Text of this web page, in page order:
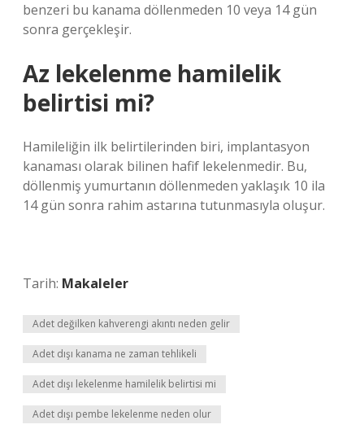
benzeri bu kanama döllenmeden 10 veya 14 gün
sonra gerçekleşir.
Az lekelenme hamilelik
belirtisi mi?
Hamileliğin ilk belirtilerinden biri, implantasyon
kanaması olarak bilinen hafif lekelenmedir. Bu,
döllenmiş yumurtanın döllenmeden yaklaşık 10 ila
14 gün sonra rahim astarına tutunmasıyla oluşur.
Tarih: Makaleler
Adet değilken kahverengi akıntı neden gelir
Adet dışı kanama ne zaman tehlikeli
Adet dışı lekelenme hamilelik belirtisi mi
Adet dışı pembe lekelenme neden olur